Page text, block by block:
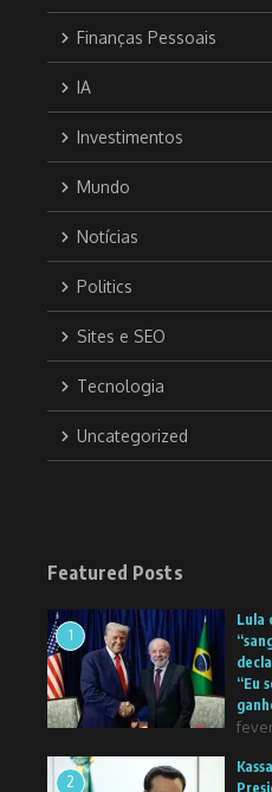
Finanças Pessoais
IA
Investimentos
Mundo
Notícias
Politics
Sites e SEO
Tecnologia
Uncategorized
Featured Posts
1
Lula
“Eu
2